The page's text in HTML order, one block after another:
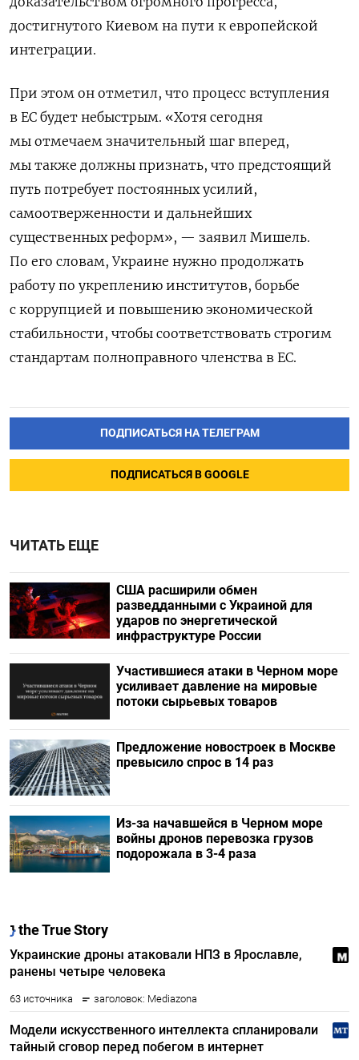
достигнутого Киевом на пути к европейской
интеграции.
При этом он отметил, что процесс вступления
в ЕС будет небыстрым. «Хотя сегодня
мы отмечаем значительный шаг вперед,
мы также должны признать, что предстоящий
путь потребует постоянных усилий,
самоотверженности и дальнейших
существенных реформ», — заявил Мишель.
По его словам, Украине нужно продолжать
работу по укреплению институтов, борьбе
с коррупцией и повышению экономической
стабильности, чтобы соответствовать строгим
стандартам полноправного членства в ЕС.
ПОДПИСАТЬСЯ НА ТЕЛЕГРАМ
ПОДПИСАТЬСЯ В GOOGLE
ЧИТАТЬ ЕЩЕ
США расширили обмен
разведданными с Украиной для
ударов по энергетической
инфраструктуре России
Участившиеся атаки в Черном море
усиливает давление на мировые
потоки сырьевых товаров
Предложение новостроек в Москве
превысило спрос в 14 раз
Из-за начавшейся в Черном море
войны дронов перевозка грузов
подорожала в 3-4 раза